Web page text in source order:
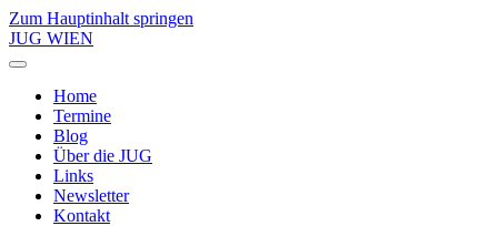
Zum Hauptinhalt springen
JUG WIEN
Home
Termine
Blog
Über die JUG
Links
Newsletter
Kontakt